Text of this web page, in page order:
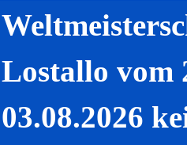
Lostallo vom
03.08.2026